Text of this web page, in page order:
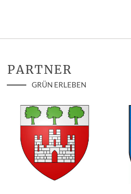
PARTNER
GRÜN ERLEBEN